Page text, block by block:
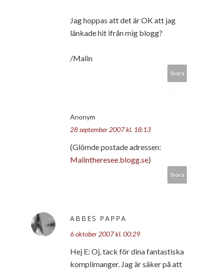
Jag hoppas att det är OK att jag
länkade hit ifrån mig blogg?
/Malin
Svara
Anonym
28 september 2007 kl. 18:13
(Glömde postade adressen:
Malintheresee.blogg.se)
Svara
ABBES PAPPA
6 oktober 2007 kl. 00:29
Hej E: Oj, tack för dina fantastiska
komplimanger. Jag är säker på att